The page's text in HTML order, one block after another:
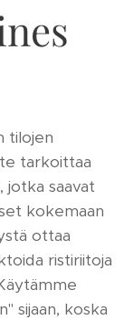
tilojen
tarkoittaa
jotka saavat
kokemaan
ottaa
ristiriitoja
sijaan, koska